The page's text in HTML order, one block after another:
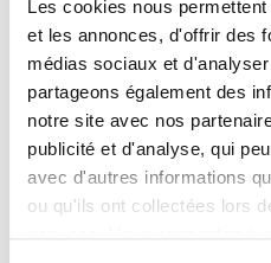
Les cookies nous
et les annonces, d'offrir des
médias sociaux et
partageons également des
notre site avec nos
publicité et d'analyse, qui
avec d'autres informations
ou qu'ils ont collectées lors